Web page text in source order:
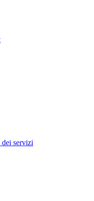
servizi